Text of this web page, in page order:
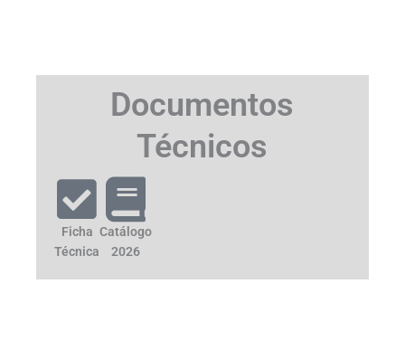
Documentos
Técnicos
Ficha
Técnica
Catálogo
2026